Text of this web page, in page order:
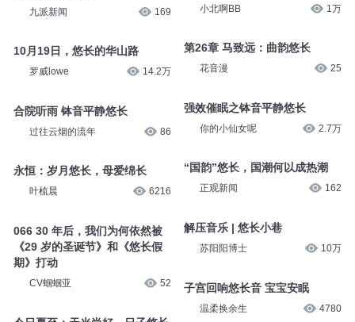
九派新闻 169
10月19日，悠长的华山路
罗威lowe 14.2万
合院听雨 钵音平静悠长
过往云烟的流年 86
永恒：岁月悠长，母爱绵长
叶梳晨 6216
066 30 年后，我们为何依然被
《29 岁的圣诞节》和《悠长假
期》打动
CV蝈蝈亚 52
小北啊BB 1万
第26章 马致远：曲韵悠长
花音漫 25
强效催眠之钵音平静悠长
你的小仙女呢 2.7万
“国韵”悠长，国潮何以成热潮
正观新闻 162
解压音乐 | 悠长小巷
苏阳阳博士 10万
子宫回响悠长音 宝宝安眠
温柔换余生 4780